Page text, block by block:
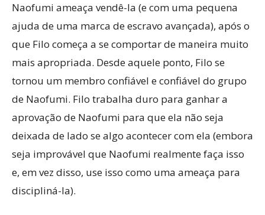
Naofumi ameaça vendê-la (e com uma pequena
ajuda de uma marca de escravo avançada), após o
que Filo começa a se comportar de maneira muito
mais apropriada. Desde aquele ponto, Filo se
tornou um membro confiável e confiável do grupo
de Naofumi. Filo trabalha duro para ganhar a
aprovação de Naofumi para que ela não seja
deixada de lado se algo acontecer com ela (embora
seja improvável que Naofumi realmente faça isso
e, em vez disso, use isso como uma ameaça para
discipliná-la).